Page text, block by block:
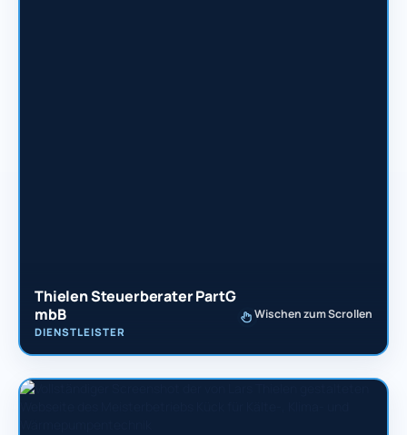
Thielen Steuerberater PartG
mbB
DIENSTLEISTER
Wischen zum Scrollen